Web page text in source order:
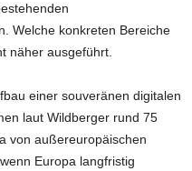
Welche konkreten Bereiche
näher ausgeführt.
einer souveränen digitalen
laut Wildberger rund 75
von außereuropäischen
Europa langfristig